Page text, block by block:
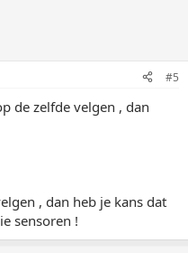
#5
de zelfde velgen , dan
, dan heb je kans dat
sensoren !